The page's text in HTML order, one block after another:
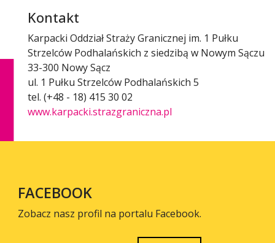
Kontakt
Karpacki Oddział Straży Granicznej im. 1 Pułku
Strzelców Podhalańskich z siedzibą w Nowym Sączu
33-300 Nowy Sącz
ul. 1 Pułku Strzelców Podhalańskich 5
tel. (+48 - 18) 415 30 02
www.karpacki.strazgraniczna.pl
FACEBOOK
Zobacz nasz profil na portalu Facebook.